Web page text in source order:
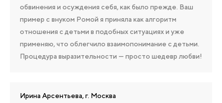
обвинения и осуждения себя, как было прежде. Ваш
пример с внуком Ромой я приняла как алгоритм
отношения с детьми в подобных ситуациях и уже
применяю, что облегчило взаимопонимание с детьми.
Процедура выразительности — просто шедевр любви!
Ирина Арсентьева, г. Москва